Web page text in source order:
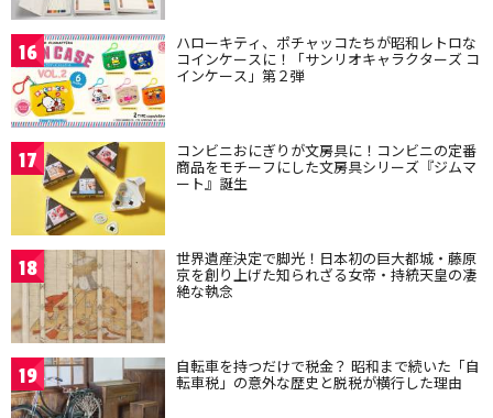
16 ハローキティ、ポチャッコたちが昭和レトロな
コインケースに！「サンリオキャラクターズ コ
インケース」第２弾
17 コンビニおにぎりが文房具に！コンビニの定番
商品をモチーフにした文房具シリーズ『ジムマ
ート』誕生
18 世界遺産決定で脚光！日本初の巨大都城・藤原
京を創り上げた知られざる女帝・持統天皇の凄
絶な執念
19 自転車を持つだけで税金？ 昭和まで続いた「自
転車税」の意外な歴史と脱税が横行した理由